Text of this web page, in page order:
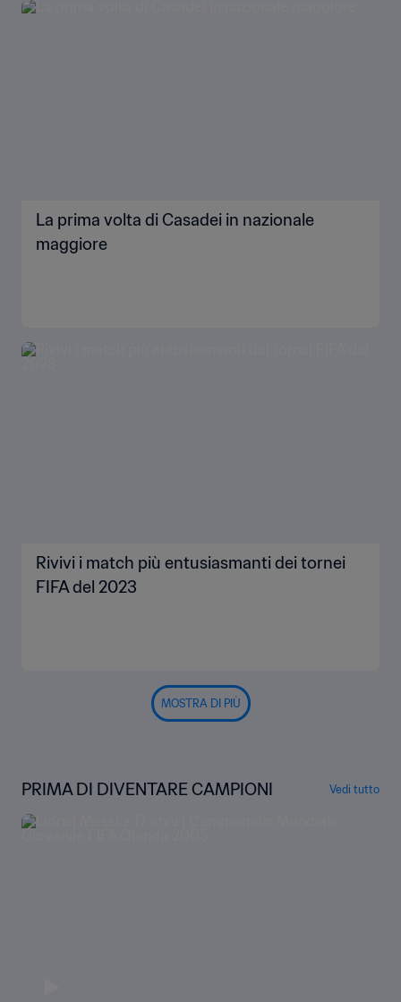
La prima volta di Casadei in nazionale
maggiore
Rivivi i match più entusiasmanti dei tornei
FIFA del 2023
MOSTRA DI PIÙ
PRIMA DI DIVENTARE CAMPIONI Vedi tutto